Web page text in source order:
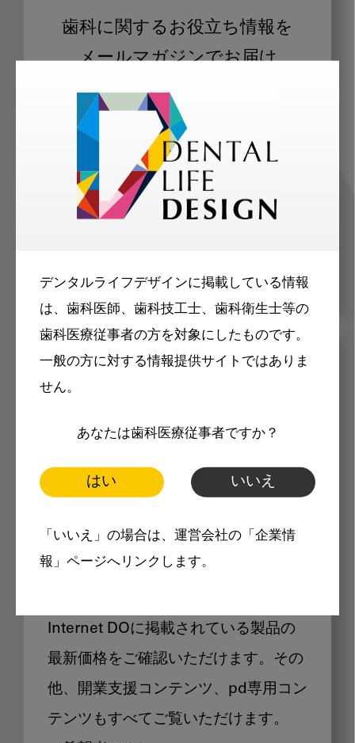
デンタルライフデザインに掲載している情報
は、歯科医師、歯科技工士、歯科衛生士等の
歯科医療従事者の方を対象にしたものです。
一般の方に対する情報提供サイトではありま
せん。
あなたは歯科医療従事者ですか？
はい いいえ
「いいえ」の場合は、運営会社の「企業情
報」ページへリンクします。
歯科に関するお役立ち情報を
メールマガジンでお届け
ご登録いただいた職種（歯科医師、歯
科衛生士、歯科技工士）に合わせた内
容のメールマガジンをお届けします。
メリット
製品価格も閲覧可能
Internet DOに掲載されている製品の
最新価格をご確認いただけます。その
他、開業支援コンテンツ、pd専用コン
テンツもすべてご覧いただけます。